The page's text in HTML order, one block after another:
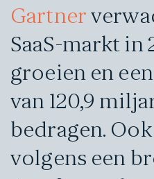
Gartner
SaaS-markt in
groeien en
van 120,9
bedragen. Ook
volgens een